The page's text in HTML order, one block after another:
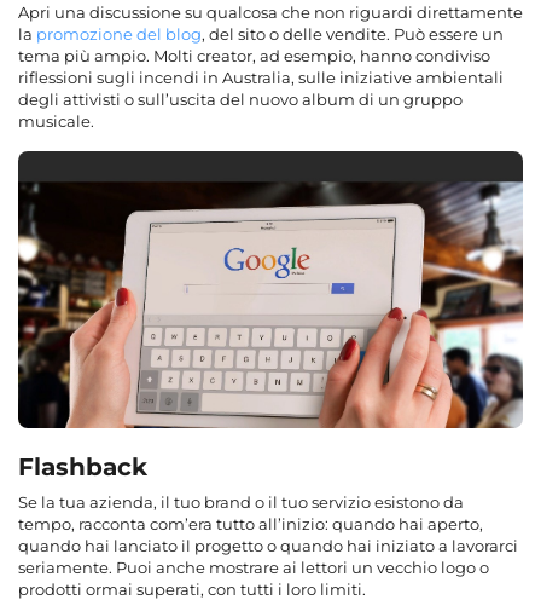
Apri una discussione su qualcosa che non riguardi direttamente
la promozione del blog, del sito o delle vendite. Può essere un
tema più ampio. Molti creator, ad esempio, hanno condiviso
riflessioni sugli incendi in Australia, sulle iniziative ambientali
degli attivisti o sull’uscita del nuovo album di un gruppo
musicale.
Flashback
Se la tua azienda, il tuo brand o il tuo servizio esistono da
tempo, racconta com’era tutto all’inizio: quando hai aperto,
quando hai lanciato il progetto o quando hai iniziato a lavorarci
seriamente. Puoi anche mostrare ai lettori un vecchio logo o
prodotti ormai superati, con tutti i loro limiti.